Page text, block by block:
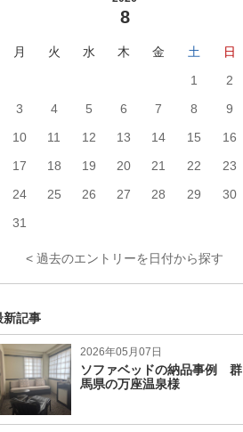
8
月 火 水 木 金 土
日
1
2
3
4 5 6 7 8
9
10
11 12 13 14 15
16
17
18 19 20 21 22
23
24
25 26 27 28 29
30
31
< 過去のエントリーを日付から探す
新記事
2026年05月07日
ソファベッドの納品事例 群
馬県の万座温泉様